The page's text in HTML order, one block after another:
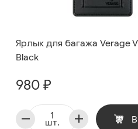
Ярлык для багажа Verage
Black
980 ₽
шт.